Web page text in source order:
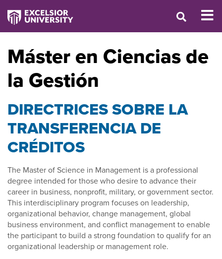
Máster en Ciencias de
la Gestión
DIRECTRICES SOBRE LA
TRANSFERENCIA DE
CRÉDITOS
The Master of Science in Management is a professional
degree intended for those who desire to advance their
career in business, nonprofit, military, or government sector.
This interdisciplinary program focuses on leadership,
organizational behavior, change management, global
business environment, and conflict management to enable
the participant to build a strong foundation to qualify for an
organizational leadership or management role.